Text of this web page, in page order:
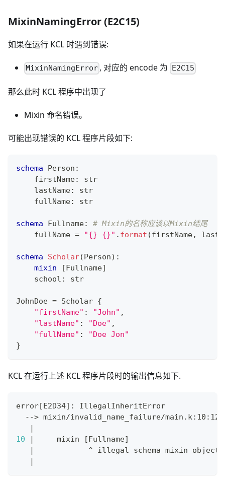
MixinNamingError (E2C15)
如果在运行 KCL 时遇到错误:
MixinNamingError , 对应的 encode 为 E2C15
那么此时 KCL 程序中出现了
Mixin 命名错误。
可能出现错误的 KCL 程序片段如下:
schema Person :
    firstName
:
str
    lastName
:
str
    fullName
: str
schema Fullname:
# Mixin的名称应该以Mixin结尾
    fullName
= "{} {}" . format (firstName,
schema Scholar(Person) :
mixin
[Fullname]
    school
: str
JohnDoe = Scholar {
"firstName" : "John" ,
"lastName" : "Doe" ,
"fullName" :
"Doe Jon"
}
KCL 在运行上述 KCL 程序片段时的输出信息如下.
error[E2D34] : IllegalInheritError
  --
> mixin/invalid_name_failure/main.k:10:12
|
10
|
     mixin
[Fullname]
|
            ^ illegal schema mixin object
|